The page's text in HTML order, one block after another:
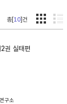
총[10]건
2권 실태편
구소